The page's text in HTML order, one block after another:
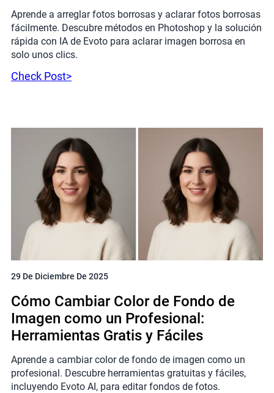
Aprende a arreglar fotos borrosas y aclarar fotos borrosas
fácilmente. Descubre métodos en Photoshop y la solución
rápida con IA de Evoto para aclarar imagen borrosa en
solo unos clics.
Check Post>
29 De Diciembre De 2025
Cómo Cambiar Color de Fondo de
Imagen como un Profesional:
Herramientas Gratis y Fáciles
Aprende a cambiar color de fondo de imagen como un
profesional. Descubre herramientas gratuitas y fáciles,
incluyendo Evoto AI, para editar fondos de fotos.